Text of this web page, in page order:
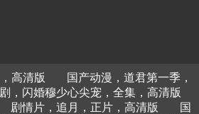
高清版
国产动漫，道君第一季，
，闪婚穆少心尖宠，全集，高清版
剧情片，追月，正片，高清版
国